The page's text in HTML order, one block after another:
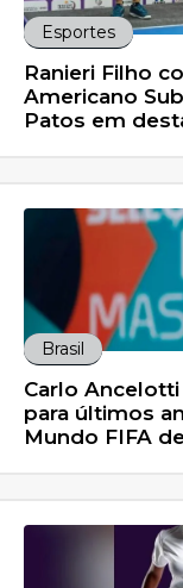
Esportes
Ranieri Filho
Americano
Patos em
Brasil
Carlo
para últimos
Mundo FIFA